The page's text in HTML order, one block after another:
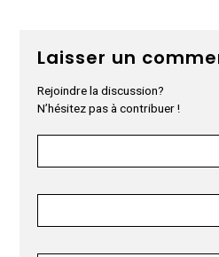
Laisser un
Rejoindre la discussion?
N’hésitez pas à contribuer !